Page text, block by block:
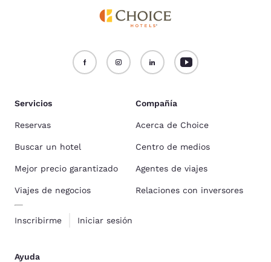
Servicios
Reservas
Buscar un hotel
Mejor precio garantizado
Viajes de negocios
Inscribirme Iniciar sesión
Compañía
Acerca de Choice
Centro de medios
Agentes de viajes
Relaciones con inversores
Ayuda